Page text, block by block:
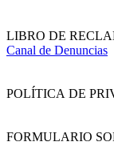
LIBRO DE
Canal de Denuncias
POLÍTICA DE
FORMULARIO